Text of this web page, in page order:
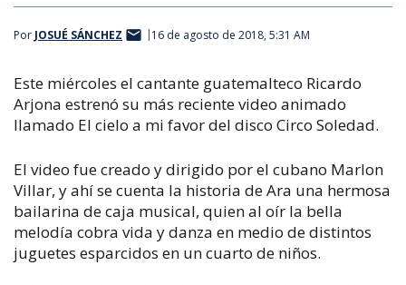
Por JOSUÉ SÁNCHEZ 16 de agosto de 2018, 5:31 AM
Este miércoles el cantante guatemalteco Ricardo
Arjona estrenó su más reciente video animado
llamado El cielo a mi favor del disco Circo Soledad.
El video fue creado y dirigido por el cubano Marlon
Villar, y ahí se cuenta la historia de Ara una hermosa
bailarina de caja musical, quien al oír la bella
melodía cobra vida y danza en medio de distintos
juguetes esparcidos en un cuarto de niños.